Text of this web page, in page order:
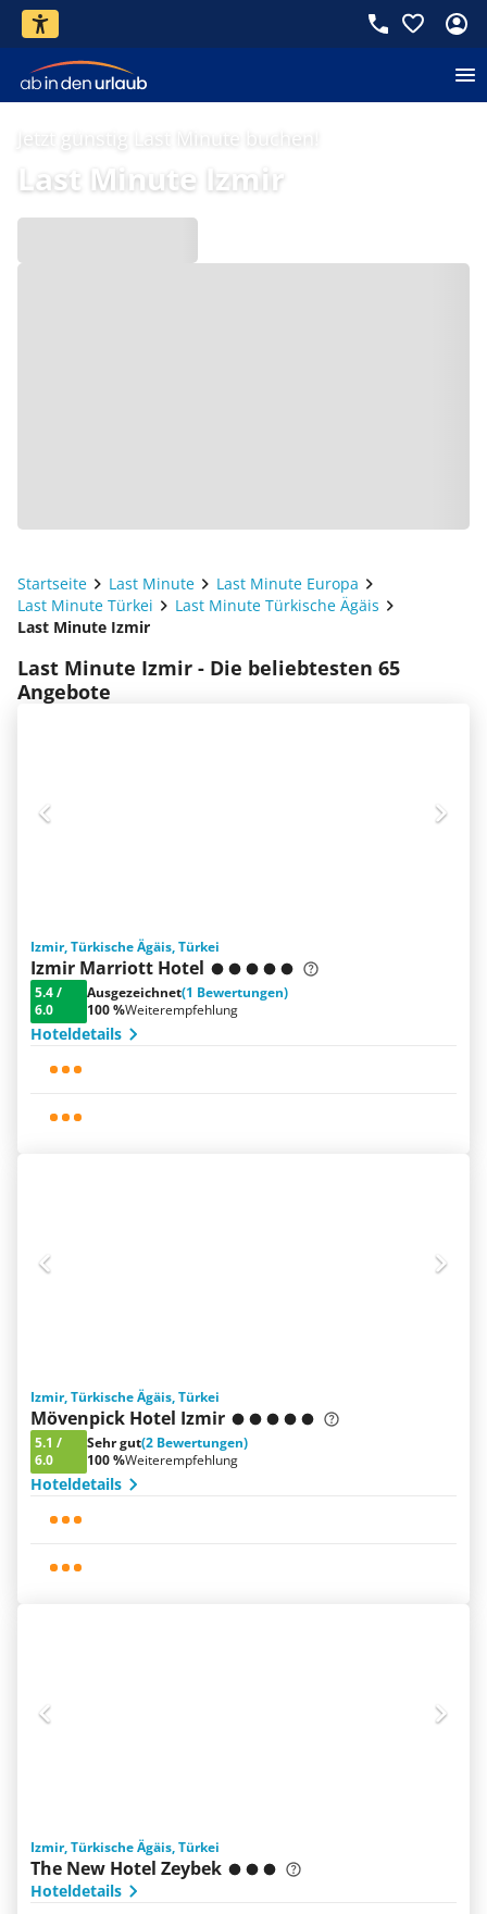
Jetzt günstig Last Minute buchen!
Last Minute Izmir
Startseite Last Minute
Last Minute Europa
Last Minute Türkei
Last Minute Türkische Ägäis
Last Minute Izmir
Last Minute Izmir - Die beliebtesten 65
Angebote
Izmir, Türkische Ägäis, Türkei
Izmir Marriott Hotel
5.4/
6.0
Ausgezeichnet(1 Bewertungen)
100 %Weiterempfehlung
Hoteldetails
Izmir, Türkische Ägäis, Türkei
Mövenpick Hotel Izmir
5.1 /
6.0
Sehr gut(2 Bewertungen)
100 %Weiterempfehlung
Hoteldetails
Izmir, Türkische Ägäis, Türkei
The New Hotel Zeybek
Hoteldetails